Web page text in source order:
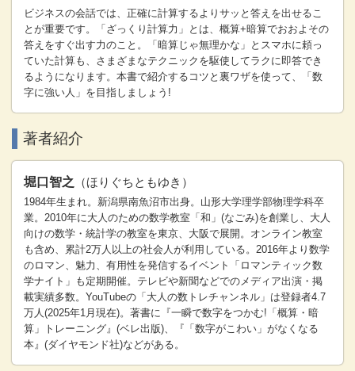
ビジネスの会話では、正確に計算するよりサッと答えを出せるこ
とが重要です。「ざっくり計算力」とは、概算+暗算でおおよその
答えをすぐ出す力のこと。「暗算じゃ無理かな」とスマホに頼っ
ていた計算も、さまざまなテクニックを駆使してラクに即答でき
るようになります。本書で紹介するコツと裏ワザを使って、「数
字に強い人」を目指しましょう!
著者紹介
堀口智之 （ほりぐちともゆき）
1984年生まれ。新潟県南魚沼市出身。山形大学理学部物理学科卒
業。2010年に大人のための数学教室「和」(なごみ)を創業し、大人
向けの数学・統計学の教室を東京、大阪で展開。オンライン教室
も含め、累計2万人以上の社会人が利用している。2016年より数学
のロマン、魅力、有用性を発信するイベント「ロマンティック数
学ナイト」も定期開催。テレビや新聞などでのメディア出演・掲
載実績多数。YouTubeの「大人の数トレチャンネル」は登録者4.7
万人(2025年1月現在)。著書に『一瞬で数字をつかむ!「概算・暗
算」トレーニング』(ベレ出版)、『「数字がこわい」がなくなる
本』(ダイヤモンド社)などがある。